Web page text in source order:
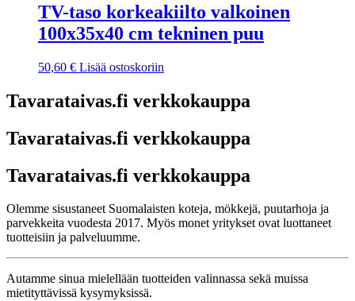
TV-taso korkeakiilto valkoinen
100x35x40 cm tekninen puu
50,60 € Lisää ostoskoriin
Tavarataivas.fi verkkokauppa
Tavarataivas.fi verkkokauppa
Tavarataivas.fi verkkokauppa
Olemme sisustaneet Suomalaisten koteja, mökkejä, puutarhoja ja
parvekkeita vuodesta 2017. Myös monet yritykset ovat luottaneet
tuotteisiin ja palveluumme.
Autamme sinua mielellään tuotteiden valinnassa sekä muissa
mietityttävissä kysymyksissä.